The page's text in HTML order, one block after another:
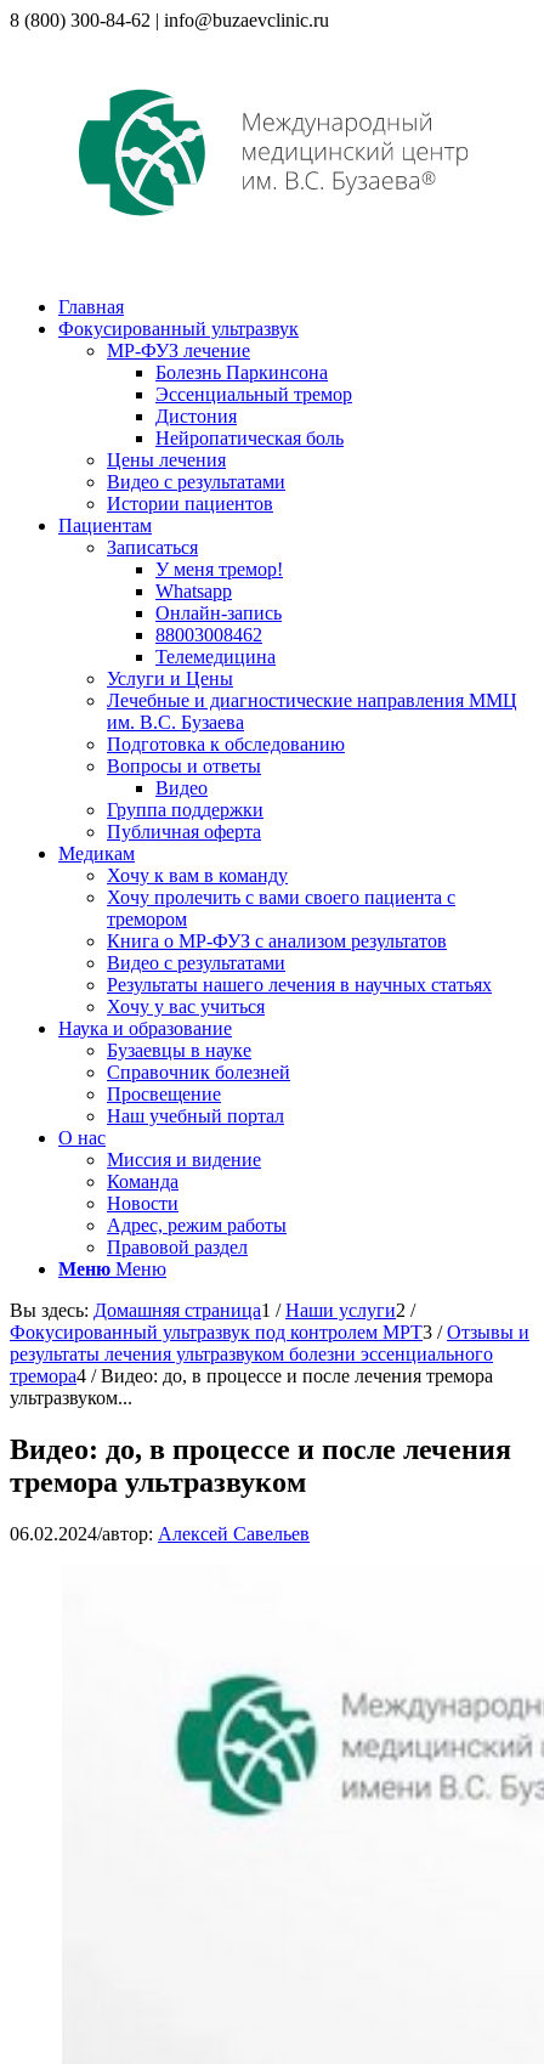
8 (800) 300-84-62 | info@buzaevclinic.ru
Главная
Фокусированный ультразвук
МР-ФУЗ лечение
Болезнь Паркинсона
Эссенциальный тремор
Дистония
Нейропатическая боль
Цены лечения
Видео с результатами
Истории пациентов
Пациентам
Записаться
У меня тремор!
Whatsapp
Онлайн-запись
88003008462
Телемедицина
Услуги и Цены
Лечебные и диагностические направления ММЦ
им. В.С. Бузаева
Подготовка к обследованию
Вопросы и ответы
Видео
Группа поддержки
Публичная оферта
Медикам
Хочу к вам в команду
Хочу пролечить с вами своего пациента с
тремором
Книга о МР-ФУЗ с aнализом результатов
Видео с результатами
Результаты нашего лечения в научных статьях
Хочу у вас учиться
Наука и образование
Бузаевцы в науке
Справочник болезней
Просвещение
Наш учебный портал
О нас
Миссия и видение
Команда
Новости
Адрес, режим работы
Правовой раздел
Меню Меню
Вы здесь: Домашняя страница1 / Наши услуги2 /
Фокусированный ультразвук под контролем МРТ3 / Отзывы и
результаты лечения ультразвуком болезни эссенциального
тремора4 / Видео: до, в процессе и после лечения тремора
ультразвуком...
Видео: до, в процессе и после лечения
тремора ультразвуком
06.02.2024/автор: Алексей Савельев